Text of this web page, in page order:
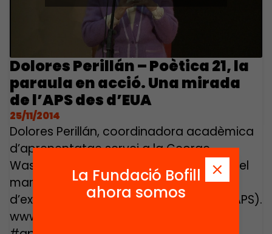
Dolores Perillán – Poètica 21, la
paraula en acció. Una mirada
de l’APS des d’EUA
25/11/2014
Dolores Perillán, coordinadora acadèmica
d’aprenentatge servei a la George
Washington University (EUA), intervé en el
marc de les 5es Jornades d’intercanvi
d’experiències d’aprenentatge servei (APS).
www.aprenentatgeservei.cat,
La Fundació Bofill
ahora somos